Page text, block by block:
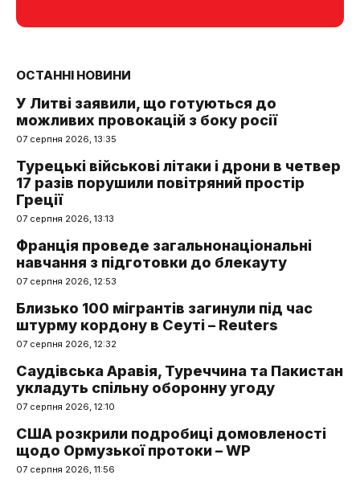
ОСТАННІ НОВИНИ
У Литві заявили, що готуються до
можливих провокацій з боку росії
07 серпня 2026, 13:35
Турецькі військові літаки і дрони в четвер
17 разів порушили повітряний простір
Греції
07 серпня 2026, 13:13
Франція проведе загальнонаціональні
навчання з підготовки до блекауту
07 серпня 2026, 12:53
Близько 100 мігрантів загинули під час
штурму кордону в Сеуті – Reuters
07 серпня 2026, 12:32
Саудівська Аравія, Туреччина та Пакистан
укладуть спільну оборонну угоду
07 серпня 2026, 12:10
США розкрили подробиці домовленості
щодо Ормузької протоки – WP
07 серпня 2026, 11:56